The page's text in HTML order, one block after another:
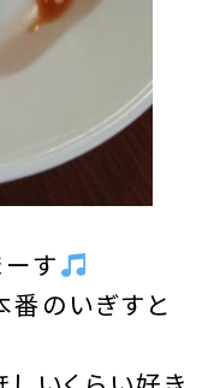
す
番のいぎすと